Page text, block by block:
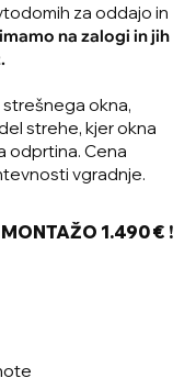
za oddajo in
na zalogi in jih
okna,
strehe, kjer okna
odprtina. Cena
vgradnje.
1.490 € !